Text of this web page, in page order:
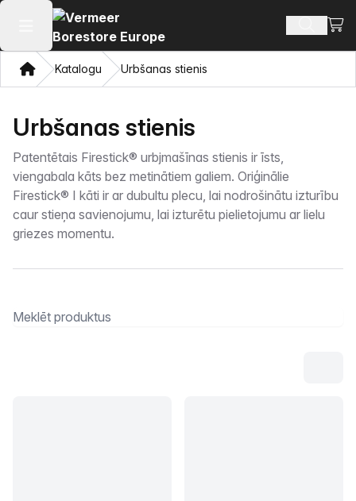
Atvērt galveno izvēlni Meklēt
MājasKatalogu Urbšanas stienis
Urbšanas stienis
Patentētais Firestick® urbjmašīnas stienis ir īsts,
viengabala kāts bez metinātiem galiem. Oriģinālie
Firestick® I kāti ir ar dubultu plecu, lai nodrošinātu izturību
caur stieņa savienojumu, lai izturētu pielietojumu ar lielu
griezes momentu.